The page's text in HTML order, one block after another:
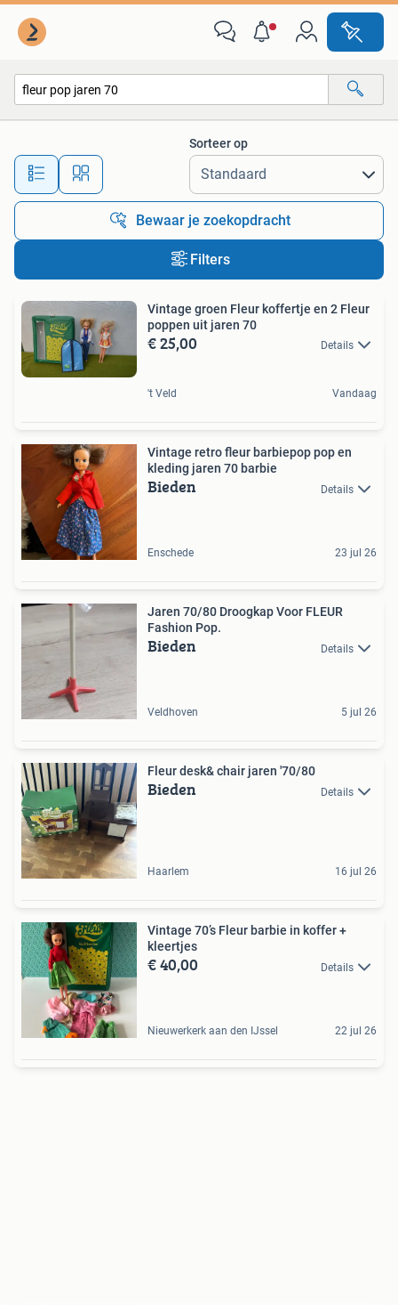
Alle afstanden…
Sorteer op
Bewaar je zoekopdracht
Filters
Vintage groen Fleur koffertje en 2 Fleur
poppen uit jaren 70
€ 25,00 Details
't Veld Vandaag
Vintage retro fleur barbiepop pop en
kleding jaren 70 barbie
Bieden Details
Enschede 23 jul 26
Jaren 70/80 Droogkap Voor FLEUR
Fashion Pop.
Bieden Details
Veldhoven 5 jul 26
Fleur desk& chair jaren '70/80
Bieden Details
Haarlem 16 jul 26
Vintage 70’s Fleur barbie in koffer +
kleertjes
€ 40,00 Details
Nieuwerkerk aan den IJssel 22 jul 26